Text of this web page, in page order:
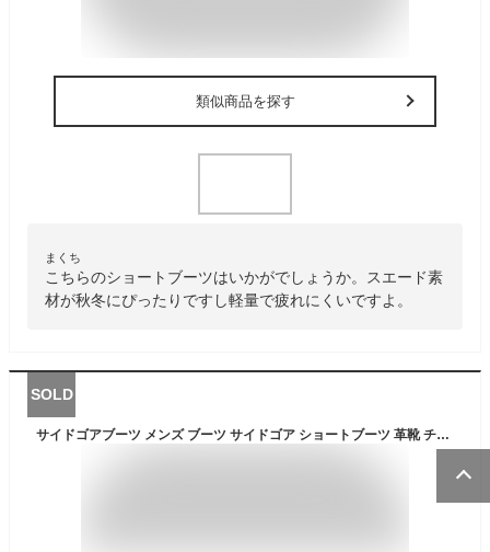
類似商品を探す
まくち
こちらのショートブーツはいかがでしょうか。スエード素
材が秋冬にぴったりですし軽量で疲れにくいですよ。
SOLD
サイドゴアブーツ メンズ ブーツ サイドゴア ショートブーツ 革靴 チェルシーブーツ メンズブーツ 黒 ブラック ブラウン キャメル カジュアル シンプル レザーブーツ 男性 冬 靴 レザー glabella グラベラ